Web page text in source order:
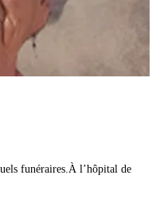
funéraires.À l’hôpital de